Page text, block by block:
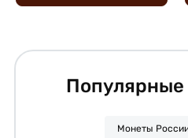
Популярные
Монеты